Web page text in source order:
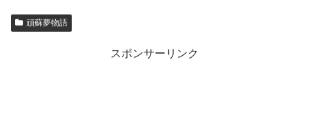
頑蘇夢物語
スポンサーリンク